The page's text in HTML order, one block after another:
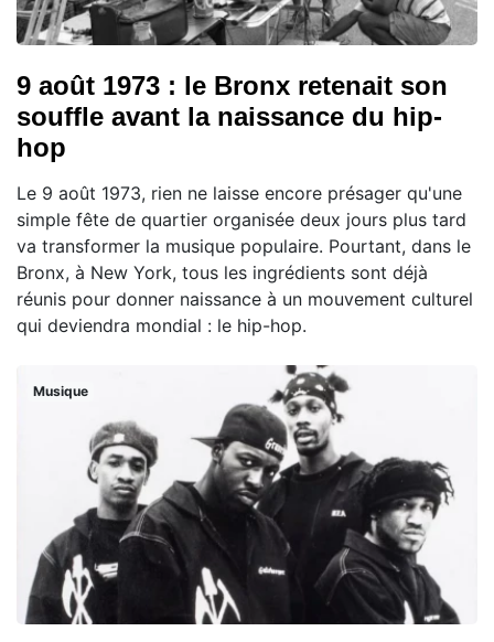
9 août 1973 : le Bronx retenait son
souffle avant la naissance du hip-
hop
Le 9 août 1973, rien ne laisse encore présager qu'une
simple fête de quartier organisée deux jours plus tard
va transformer la musique populaire. Pourtant, dans le
Bronx, à New York, tous les ingrédients sont déjà
réunis pour donner naissance à un mouvement culturel
qui deviendra mondial : le hip-hop.
Musique